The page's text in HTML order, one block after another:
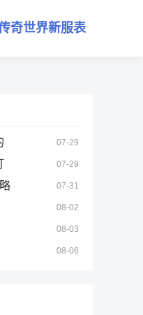
奇世界新服表
07-29
07-29
07-31
08-02
08-03
08-06